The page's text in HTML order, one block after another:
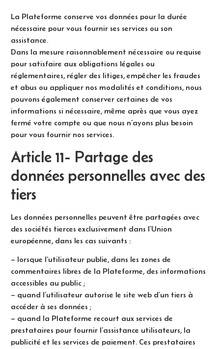
La Plateforme conserve vos données pour la durée
nécessaire pour vous fournir ses services ou son
assistance.
Dans la mesure raisonnablement nécessaire ou requise
pour satisfaire aux obligations légales ou
réglementaires, régler des litiges, empêcher les fraudes
et abus ou appliquer nos modalités et conditions, nous
pouvons également conserver certaines de vos
informations si nécessaire, même après que vous ayez
fermé votre compte ou que nous n’ayons plus besoin
pour vous fournir nos services.
Article 11- Partage des
données personnelles avec des
tiers
Les données personnelles peuvent être partagées avec
des sociétés tierces exclusivement dans l’Union
européenne, dans les cas suivants :
– lorsque l’utilisateur publie, dans les zones de
commentaires libres de la Plateforme, des informations
accessibles au public ;
– quand l’utilisateur autorise le site web d’un tiers à
accéder à ses données ;
– quand la Plateforme recourt aux services de
prestataires pour fournir l’assistance utilisateurs, la
publicité et les services de paiement. Ces prestataires